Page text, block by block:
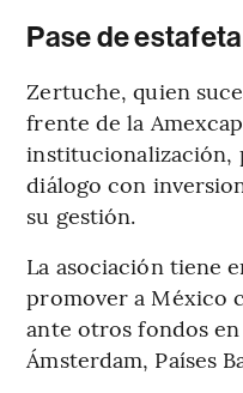
Pase de estafeta
Zertuche, quien
frente de la
institucionalización,
diálogo con
su gestión.
La asociación tiene
promover a México
ante otros fondos
Ámsterdam, Países